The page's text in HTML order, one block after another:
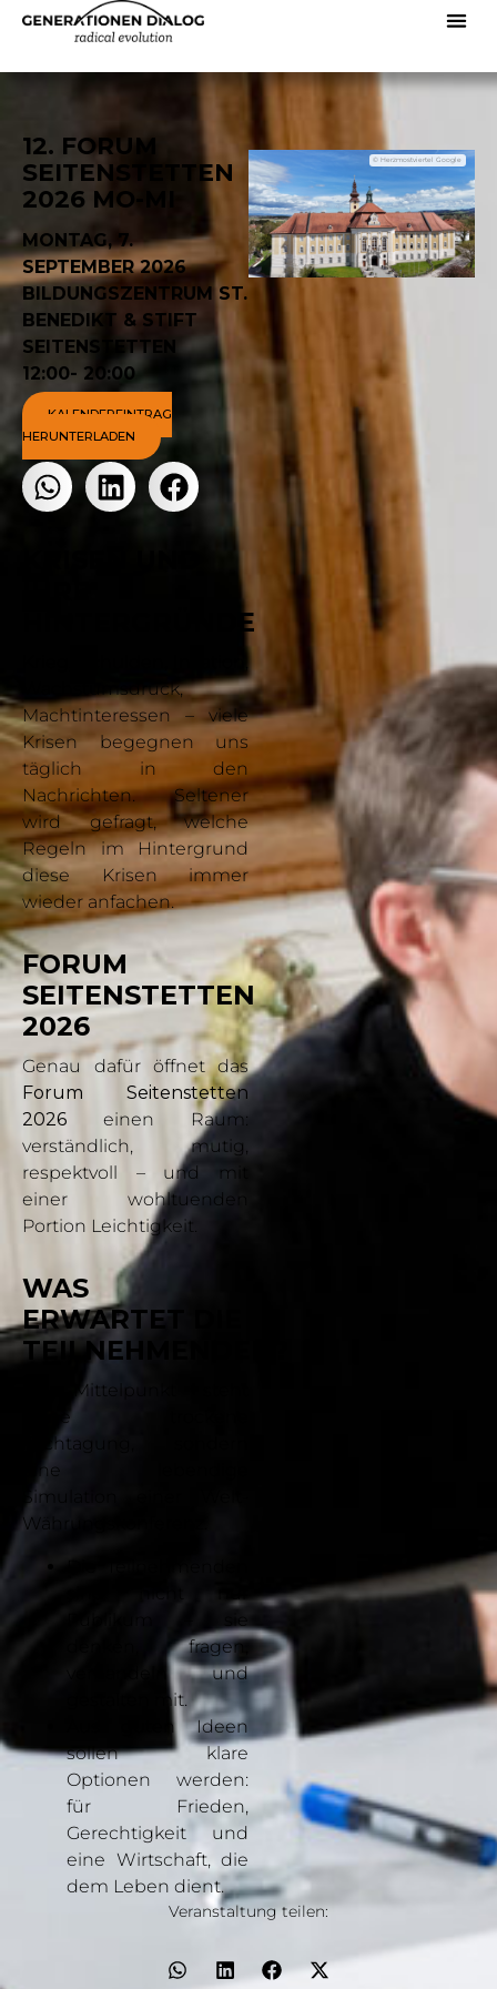
12. FORUM
SEITENSTETTEN
2026 MO-MI
MONTAG, 7.
SEPTEMBER 2026
BILDUNGSZENTRUM ST.
BENEDIKT & STIFT
SEITENSTETTEN
12:00- 20:00
KALENDEREINTRAG
HERUNTERLADEN
HINTERGRÜNDE
Wachstumsdruck,
Machtinteressen – viele
Krisen begegnen uns
täglich in den
Nachrichten. Seltener
wird gefragt, welche
Regeln im Hintergrund
diese Krisen immer
wieder anfachen.
FORUM
SEITENSTETTEN
2026
Genau dafür öffnet das
Forum Seitenstetten
2026 einen Raum:
verständlich, mutig,
respektvoll – und mit
einer wohltuenden
Portion Leichtigkeit.
WAS
ERWARTET DIE
TEILNEHMENDEN?
Im Mittelpunkt steht
keine trockene
Fachtagung, sondern
eine lebendige
Simulation einer Welt-
Währungskonferenz.
denken, fragen,
verhandeln und
gestalten mit.
Aus guten Ideen
sollen klare
Optionen werden:
für Frieden,
Gerechtigkeit und
eine Wirtschaft, die
dem Leben dient.
© Herzmostviertel Google
Veranstaltung teilen: